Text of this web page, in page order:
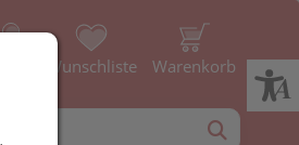
Wunschliste Warenkorb